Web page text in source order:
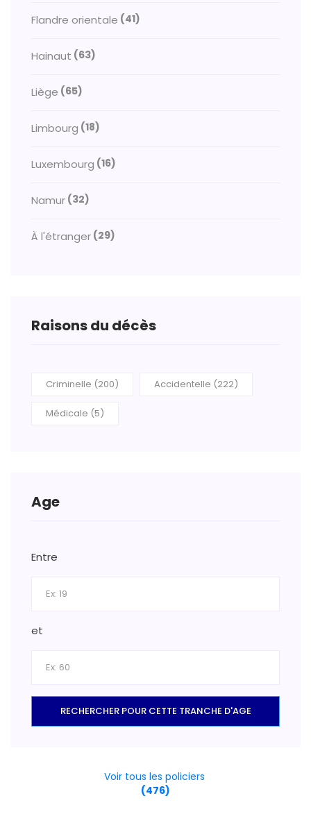
Flandre orientale (41)
Hainaut (63)
Liège (65)
Limbourg (18)
Luxembourg (16)
Namur (32)
À l'étranger (29)
Raisons du décès
Criminelle (200) Accidentelle (222)
Médicale (5)
Age
Entre
et
RECHERCHER POUR CETTE TRANCHE D'AGE
Voir tous les policiers
(476)